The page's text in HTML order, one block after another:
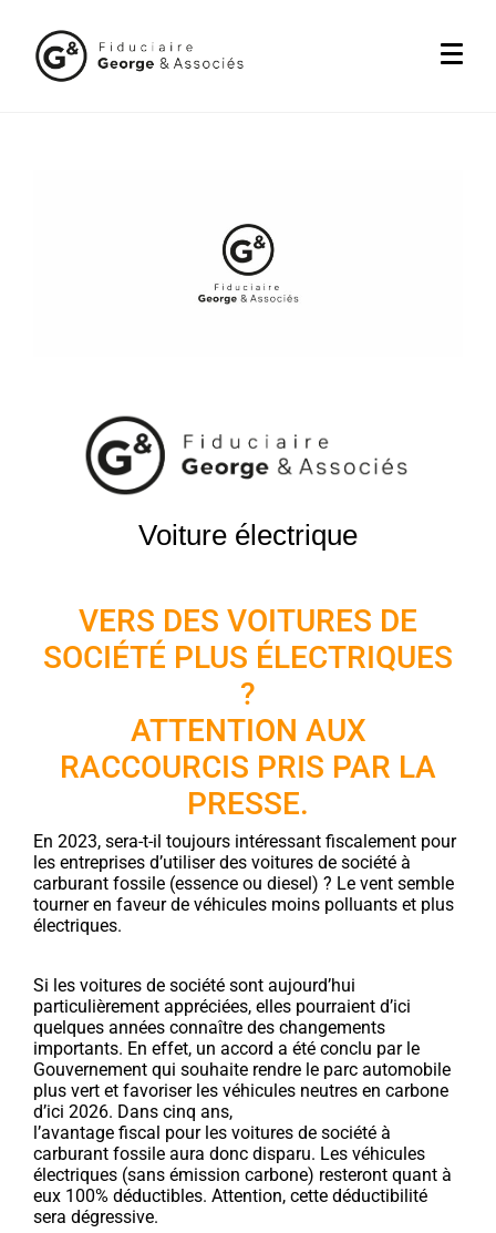
Voiture électrique
VERS DES VOITURES DE
SOCIÉTÉ PLUS ÉLECTRIQUES
?
ATTENTION AUX
RACCOURCIS PRIS PAR LA
PRESSE.
En 2023, sera-t-il toujours intéressant fiscalement pour
les entreprises d’utiliser des voitures de société à
carburant fossile (essence ou diesel) ? Le vent semble
tourner en faveur de véhicules moins polluants et plus
électriques.
Si les voitures de société sont aujourd’hui
particulièrement appréciées, elles pourraient d’ici
quelques années connaître des changements
importants. En effet, un accord a été conclu par le
Gouvernement qui souhaite rendre le parc automobile
plus vert et favoriser les véhicules neutres en carbone
d’ici 2026. Dans cinq ans,
l’avantage fiscal pour les voitures de société à
carburant fossile aura donc disparu. Les véhicules
électriques (sans émission carbone) resteront quant à
eux 100% déductibles. Attention, cette déductibilité
sera dégressive.